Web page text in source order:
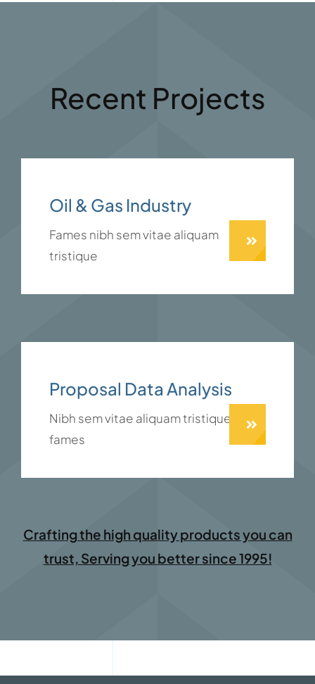
Recent Projects
Oil & Gas Industry
Fames nibh sem vitae aliquam
tristique
Proposal Data Analysis
Nibh sem vitae aliquam tristique
fames
Crafting the high quality products you can
trust, Serving you better since 1995!